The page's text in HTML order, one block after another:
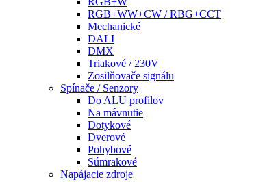
RGB+WW+CW / RBG+CCT
Mechanické
DALI
DMX
Triakové / 230V
Zosilňovače signálu
Spínače / Senzory
Do ALU profilov
Na mávnutie
Dotykové
Dverové
Pohybové
Súmrakové
Napájacie zdroje